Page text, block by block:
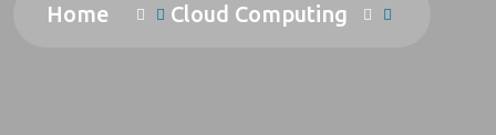
Home Cloud Computing